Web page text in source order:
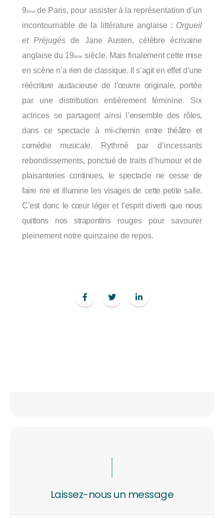
9èmede Paris, pour assister à la représentation d’un
incontournable de la littérature anglaise : Orgueil
et Préjugésde Jane Austen, célèbre
écrivaine
anglaise du 19ème siècle. Mais finalement cette mise
en scène n’a rien de classique. s’agit en effet d’une
réécriture audacieuse de l’œuvre originale, portée
par une distribution entièrement féminine. Six
actrices se partagent ainsi
l’ensemble des rôles,
dans
ce spectacle à mi-chemin entre théâtre
et
comédie
musicale.
Rythmé par d’incessants
rebondissements, ponctué de traits d’humour et de
plaisanteries continues, le spectacle ne cesse de
faire rire et illumine les visages de cette petite salle.
C’est donc le cœur léger et l’esprit diverti que nous
quittons
nos strapontins rouges pour savourer
pleinement notre quinzaine de repos.
Laissez-nous un message